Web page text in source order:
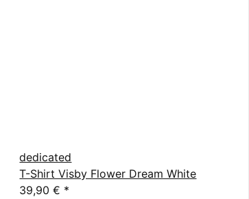
dedicated
T-Shirt Visby Flower Dream White
39,90 € *